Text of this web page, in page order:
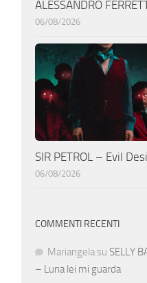
ALESSANDRO
06/08/2026
SIR PETROL – Evil
06/08/2026
COMMENTI RECENTI
Mariangela su SELLY
– Luna lei mi guarda